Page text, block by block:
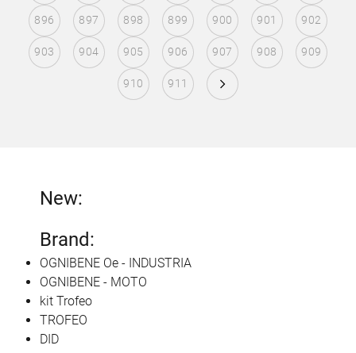
896 897 898 899 900 901 902
903 904 905 906 907 908 909
910 911
New:
Brand:
OGNIBENE Oe - INDUSTRIA
OGNIBENE - MOTO
kit Trofeo
TROFEO
DID